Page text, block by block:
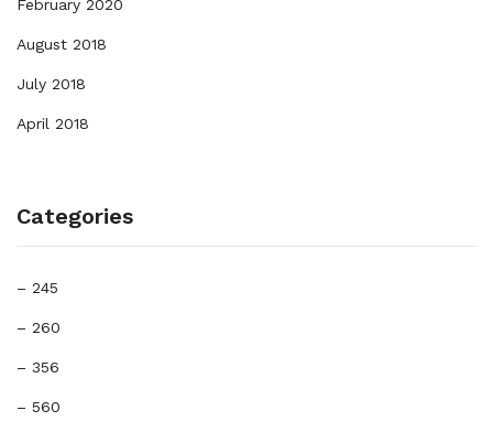
February 2020
August 2018
July 2018
April 2018
Categories
– 245
– 260
– 356
– 560